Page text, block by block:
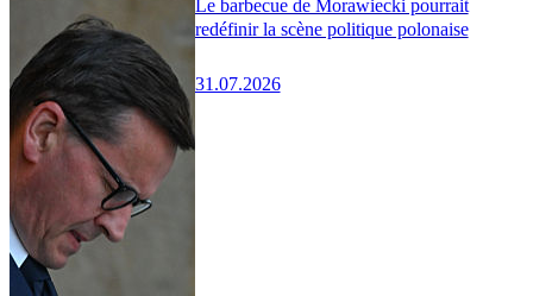
Le barbecue de Morawiecki pourrait
redéfinir la scène politique polonaise
31.07.2026